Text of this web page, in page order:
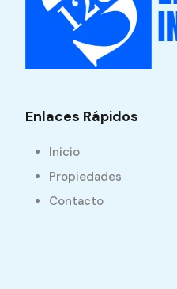
Enlaces Rápidos
Inicio
Propiedades
Contacto